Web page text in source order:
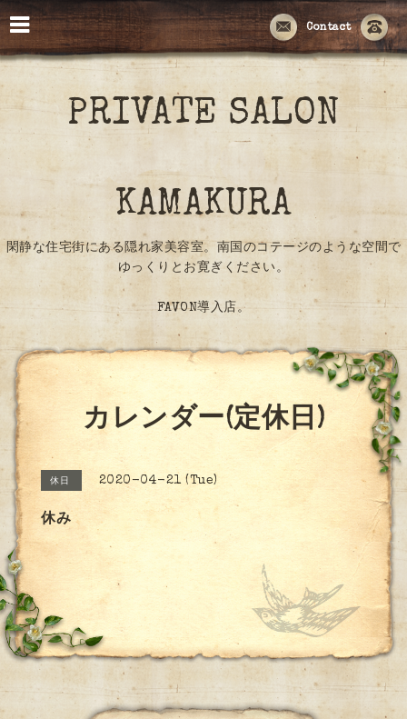
Contact
PRIVATE SALON
KAMAKURA
閑静な住宅街にある隠れ家美容室。南国のコテージのような空間で
ゆっくりとお寛ぎください。
FAVON導入店。
カレンダー(定休日)
休日 2020-04-21 (Tue)
休み